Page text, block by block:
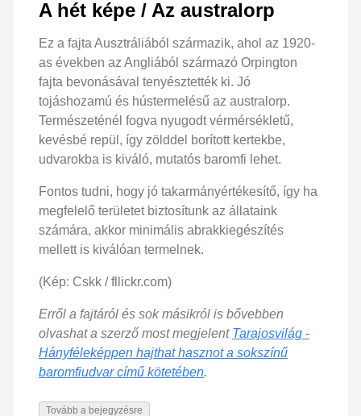
A hét képe / Az australorp
Ez a fajta Ausztráliából származik, ahol az 1920-
as években az Angliából származó Orpington
fajta bevonásával tenyésztették ki. Jó
tojáshozamú és hústermelésű az australorp.
Természeténél fogva nyugodt vérmérsékletű,
kevésbé repül, így zölddel borított kertekbe,
udvarokba is kiváló, mutatós baromfi lehet.
Fontos tudni, hogy jó takarmányértékesítő, így ha
megfelelő területet biztosítunk az állataink
számára, akkor minimális abrakkiegészítés
mellett is kiválóan termelnek.
(Kép: Cskk / fllickr.com)
Erről a fajtáról és sok másikról is bővebben
olvashat a szerző most megjelent Tarajosvilág -
Hányféleképpen hajthat hasznot a sokszínű
baromfiudvar című kötetében.
Tovább a bejegyzésre